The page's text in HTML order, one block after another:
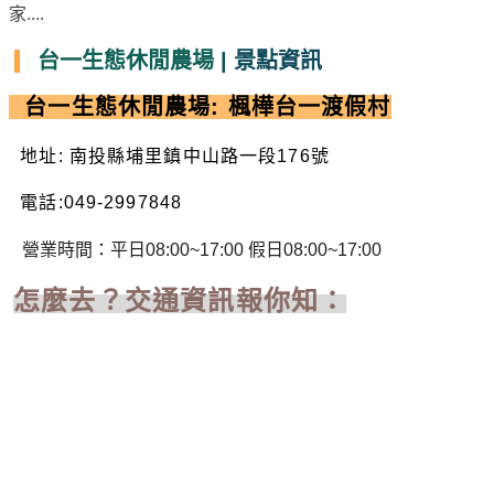
家....
台一生態休閒農場 | 景點資訊
台一生態休閒農場: 楓樺台一渡假村
地址: 南投縣埔里鎮中山路一段176號
電話:049-2997848
營業時間：平日08:00~17:00 假日 08:00~17:00
怎麼去？交通資訊報你知：